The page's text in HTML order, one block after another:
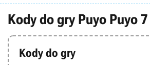
Kody do gry Puyo Puyo 7
Kody do gry